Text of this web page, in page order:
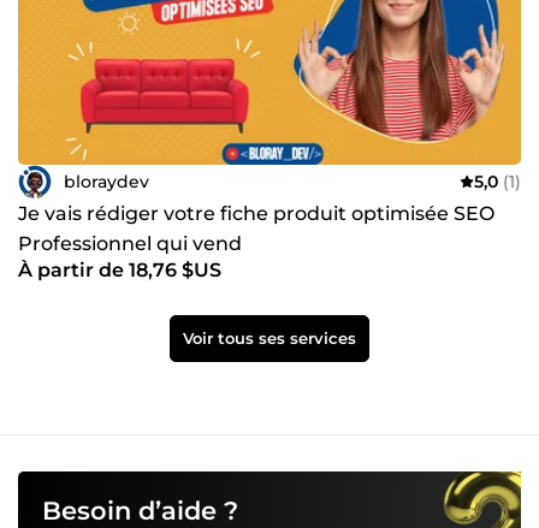
bloraydev 5,0 (1)
Je vais rédiger votre fiche produit optimisée SEO
Professionnel qui vend
À partir de 18,76 $US
Voir tous ses services
Besoin d’aide ?